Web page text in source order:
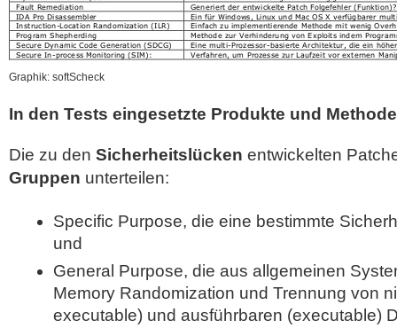
Graphik: softScheck
In den Tests eingesetzte Produkte und
Die zu den Sicherheitslücken entwickelten
Gruppen unterteilen:
Specific Purpose, die eine bestimmte
und
General Purpose, die aus allgemeinen
Memory Randomization und Trennung von
executable) und ausführbaren (executable)